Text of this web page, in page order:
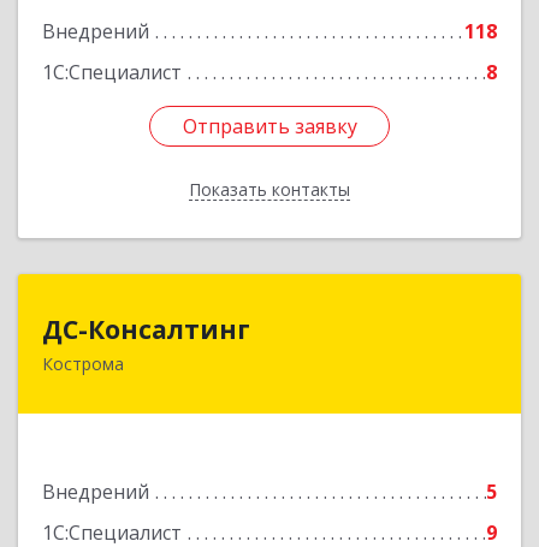
Внедрений
118
1С:Специалист
8
Отправить заявку
Показать контакты
Подробнее
Отправить заявку
Назад
ДС-Консалтинг
Кострома
Внедрений
5
1С:Специалист
9
156013, Костромская обл, Костромской р-н,